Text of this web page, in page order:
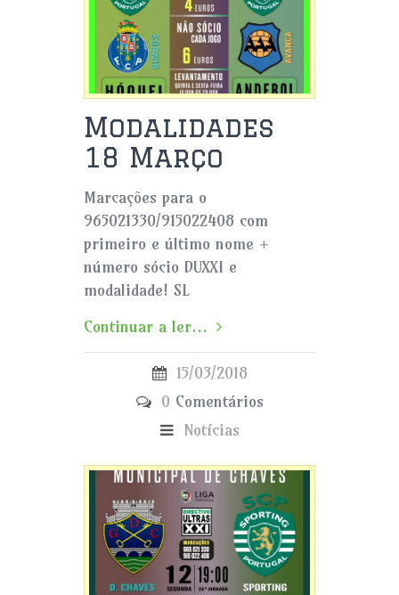
Modalidades
18 Março
Marcações para o
965021330/915022408 com
primeiro e último nome +
número sócio DUXXI e
modalidade! SL
Continuar a ler...
15/03/2018
0 Comentários
Notícias